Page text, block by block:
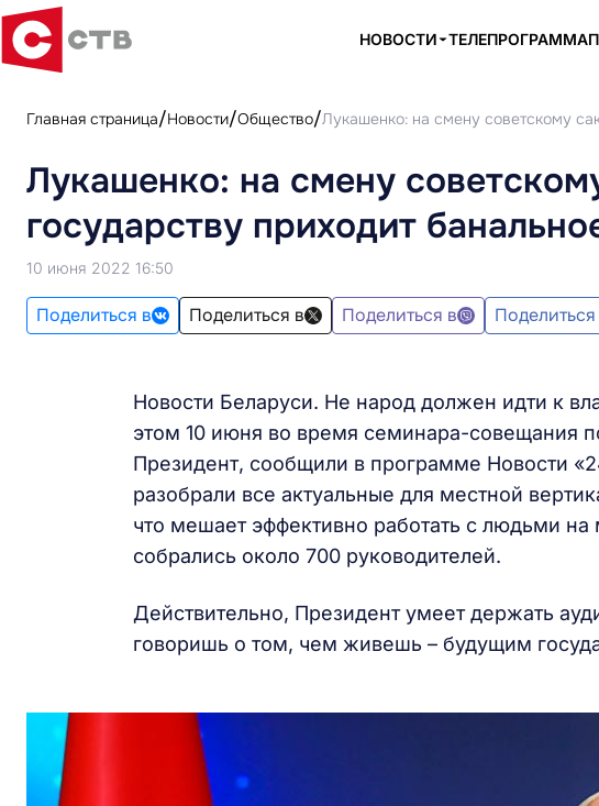
НОВОСТИ ТЕЛЕПРОГРАММА
Главная страница Новости Общество Лукашенко: на смену советскому
Лукашенко: на смену
государству приходит
10 июня 2022 16:50
Поделиться в Поделиться в Поделиться в Поделиться
Новости Беларуси. Не народ должен идти к
этом 10 июня во время семинара-совещания
Президент, сообщили в программе Новости
разобрали все актуальные для местной
что мешает эффективно работать с людьми
собрались около 700 руководителей.
Действительно, Президент умеет держать
говоришь о том, чем живешь – будущим